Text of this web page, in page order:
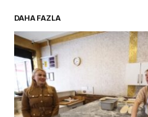
Daha sonraki
adım, e-posta adresim
tarayıcıya kaydedilsin.
DAHA FAZLA